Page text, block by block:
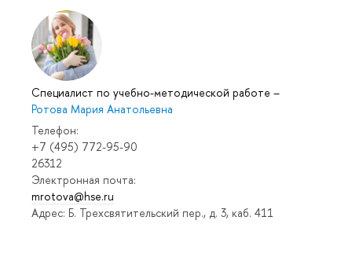
Специалист по учебно-методической работе –
Ротова Мария Анатольевна
Телефон:
+7 (495) 772-95-90
26312
Электронная почта:
mrotova@hse.ru
Адрес: Б. Трехсвятительский пер., д. 3, каб. 411